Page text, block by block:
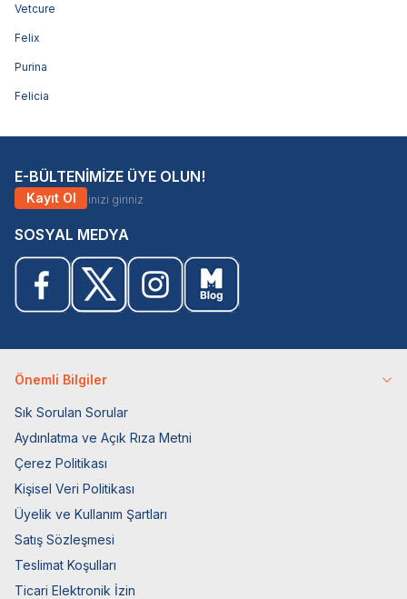
Vetcure
Felix
Purina
Felicia
E-BÜLTENİMİZE ÜYE OLUN!
Kayıt Ol
SOSYAL MEDYA
Önemli Bilgiler
Sık Sorulan Sorular
Aydınlatma ve Açık Rıza Metni
Çerez Politikası
Kişisel Veri Politikası
Üyelik ve Kullanım Şartları
Satış Sözleşmesi
Teslimat Koşulları
Ticari Elektronik İzin